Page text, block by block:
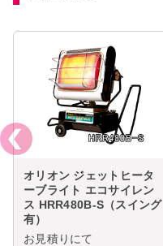
オリオン ジェットヒータ
ーブライト エコサイレン
ス HRR480B-S（スイング
有）
お見積りにて